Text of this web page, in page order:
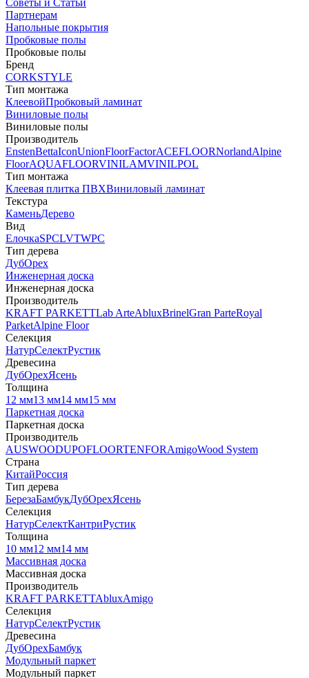
Советы и Статьи
Партнерам
Напольные покрытия
Пробковые полы
Пробковые полы
Бренд
CORKSTYLE
Тип монтажа
КлеевойПробковый ламинат
Виниловые полы
Виниловые полы
Производитель
EnstenBettaIconUnionFloorFactorACEFLOORNorlandAlpine
FloorAQUAFLOORVINILAMVINILPOL
Тип монтажа
Клеевая плитка ПВХВиниловый ламинат
Текстура
КаменьДерево
Вид
ЕлочкаSPCLVTWPC
Тип дерева
ДубОрех
Инженерная доска
Инженерная доска
Производитель
KRAFT PARKETTLab ArteAbluxBrinelGran ParteRoyal
ParketAlpine Floor
Селекция
НатурСелектРустик
Древесина
ДубОрехЯсень
Толщина
12 мм13 мм14 мм15 мм
Паркетная доска
Паркетная доска
Производитель
AUSWOODUPOFLOORTENFORAmigoWood System
Страна
КитайРоссия
Тип дерева
БерезаБамбукДубОрехЯсень
Селекция
НатурСелектКантриРустик
Толщина
10 мм12 мм14 мм
Массивная доска
Массивная доска
Производитель
KRAFT PARKETTAbluxAmigo
Селекция
НатурСелектРустик
Древесина
ДубОрехБамбук
Модульный паркет
Модульный паркет